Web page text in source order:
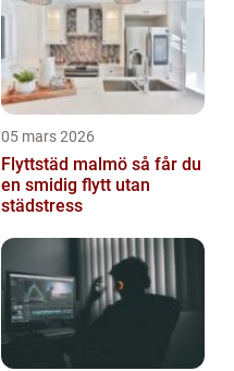
05 mars 2026
Flyttstäd malmö så får du
en smidig flytt utan
städstress